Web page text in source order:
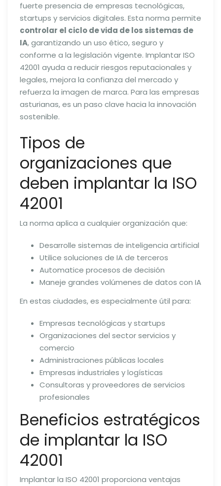
fuerte presencia de empresas tecnológicas,
startups y servicios digitales. Esta norma permite
controlar el ciclo de vida de los sistemas de
IA, garantizando un uso ético, seguro y
conforme a la legislación vigente. Implantar ISO
42001 ayuda a reducir riesgos reputacionales y
legales, mejora la confianza del mercado y
refuerza la imagen de marca. Para las empresas
asturianas, es un paso clave hacia la innovación
sostenible.
Tipos de
organizaciones que
deben implantar la ISO
42001
La norma aplica a cualquier organización que:
Desarrolle sistemas de inteligencia artificial
Utilice soluciones de IA de terceros
Automatice procesos de decisión
Maneje grandes volúmenes de datos con IA
En estas ciudades, es especialmente útil para:
Empresas tecnológicas y startups
Organizaciones del sector servicios y
comercio
Administraciones públicas locales
Empresas industriales y logísticas
Consultoras y proveedores de servicios
profesionales
Beneficios estratégicos
de implantar la ISO
42001
Implantar la ISO 42001 proporciona ventajas